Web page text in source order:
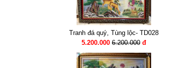
Tranh đá quý, Tùng lộc- TD028
5.200.000 6.200.000 đ